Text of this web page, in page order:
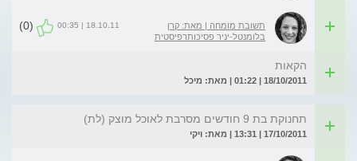
תשובת מומחה | מאת: קרן
בלומנטל-יניר פסיכותרפיסטית
18.10.11 | 00:35
(0)
הקאות
18/10/2011 | 01:22 | מאת: מיכל
תחנוקת בת 9 חודשים מסרבת לאוכל מוצק (לת)
17/10/2011 | 13:31 | מאת: ויקי